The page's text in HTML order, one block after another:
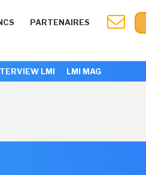
PARTENAIRES
LMI LMI MAG